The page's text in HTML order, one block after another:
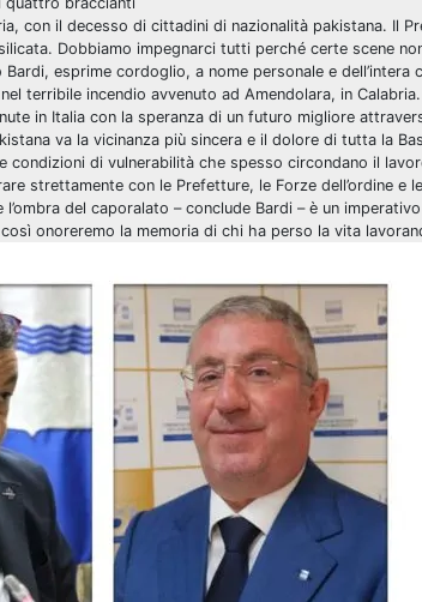
con il decesso di cittadini di nazionalità pakistana. Il
Dobbiamo impegnarci tutti perché certe scene
Bardi, esprime cordoglio, a nome personale e
terribile incendio avvenuto ad Amendolara, in
in Italia con la speranza di un futuro migliore
va la vicinanza più sincera e il dolore di tutta la
condizioni di vulnerabilità che spesso circondano il
strettamente con le Prefetture, le Forze dell’ordine
l’ombra del caporalato – conclude Bardi – è un
onoreremo la memoria di chi ha perso la vita